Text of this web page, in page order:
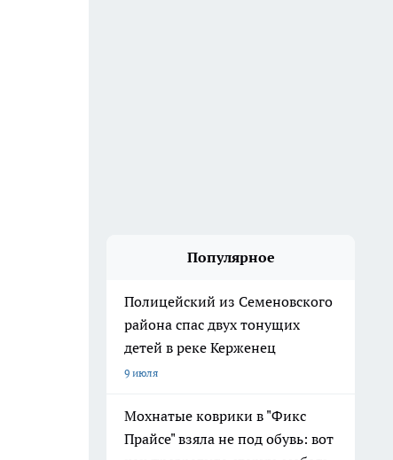
Популярное
Полицейский из Семеновского
района спас двух тонущих
детей в реке Керженец
9 июля
Мохнатые коврики в "Фикс
Прайсе" взяла не под обувь: вот